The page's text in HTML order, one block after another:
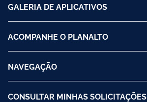
GALERIA DE APLICATIVOS
ACOMPANHE O PLANALTO
NAVEGAÇÃO
CONSULTAR MINHAS SOLICITAÇÕES